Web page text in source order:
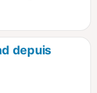
dans la dernière
de belles vues
de
du Peak
la partie
depuis